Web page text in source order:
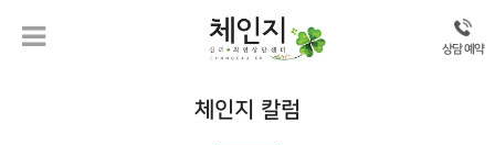
상담 예약
체인지 칼럼